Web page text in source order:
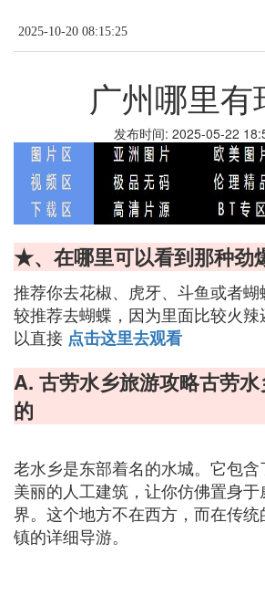
2025-10-20 08:15:25
广州哪里有
发布时间: 2025-05-22
★、在哪里可以看到那种劲
推荐你去花椒、虎牙、斗鱼或者
较推荐去蝴蝶，因为里面比较火
以直接 点击这里去观看
A. 古劳水乡旅游攻略古劳
的
老水乡是东部着名的水城。它包
美丽的人工建筑，让你仿佛置身
界。这个地方不在西方，而在传
镇的详细导游。